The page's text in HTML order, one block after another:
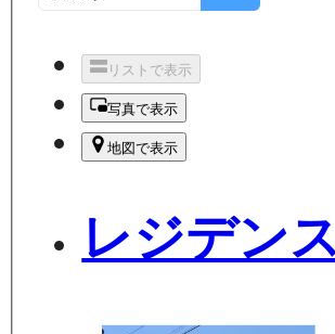
リストで表示
写真で表示
地図で表示
レジデン